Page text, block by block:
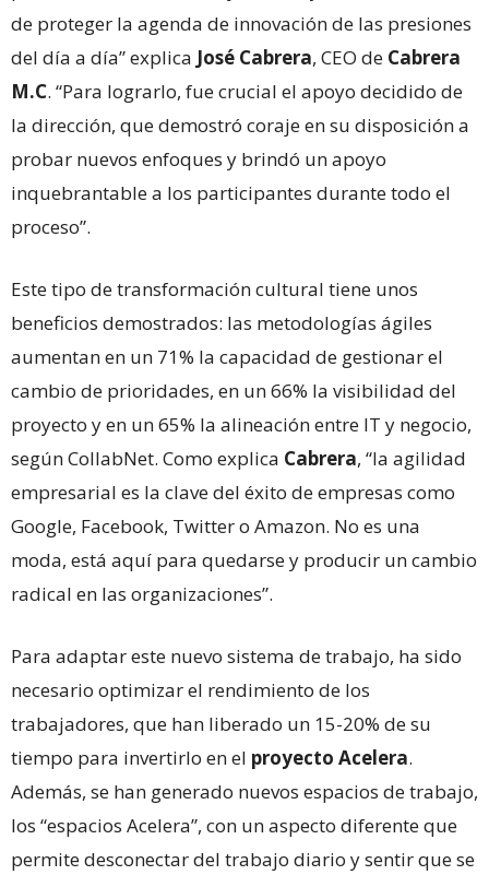
de proteger la agenda de innovación de las presiones
del día a día” explica José Cabrera, CEO de Cabrera
M.C. “Para lograrlo, fue crucial el apoyo decidido de
la dirección, que demostró coraje en su disposición a
probar nuevos enfoques y brindó un apoyo
inquebrantable a los participantes durante todo el
proceso”.
Este tipo de transformación cultural tiene unos
beneficios demostrados: las metodologías ágiles
aumentan en un 71% la capacidad de gestionar el
cambio de prioridades, en un 66% la visibilidad del
proyecto y en un 65% la alineación entre IT y negocio,
según CollabNet. Como explica Cabrera, “la agilidad
empresarial es la clave del éxito de empresas como
Google, Facebook, Twitter o Amazon. No es una
moda, está aquí para quedarse y producir un cambio
radical en las organizaciones”.
Para adaptar este nuevo sistema de trabajo, ha sido
necesario optimizar el rendimiento de los
trabajadores, que han liberado un 15-20% de su
tiempo para invertirlo en el proyecto Acelera.
Además, se han generado nuevos espacios de trabajo,
los “espacios Acelera”, con un aspecto diferente que
permite desconectar del trabajo diario y sentir que se